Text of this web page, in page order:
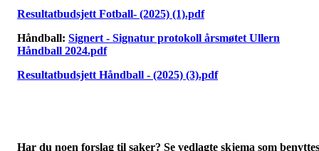
Resultatbudsjett Fotball- (2025) (1).pdf
Håndball: Signert - Signatur protokoll årsmøtet Ullern
Håndball 2024.pdf
Resultatbudsjett Håndball - (2025) (3).pdf
Har du noen forslag til saker? Se vedlagte skjema som